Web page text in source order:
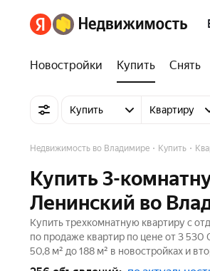
Новостройки Купить Снять
Купить Квартиру
Недвижимость во Владимире Купить
Купить 3-
Ленинский во
Купить трехкомнатную квартиру с
по продаже квартир по цене от 3
50,8 м² до 188 м² в новостройках и